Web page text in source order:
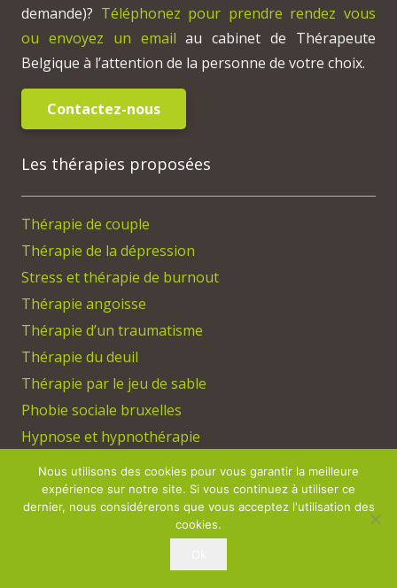
demande)? Téléphonez pour prendre rendez vous
ou envoyez un email au cabinet de Thérapeute
Belgique à l’attention de la personne de votre choix.
Contactez-nous
Les thérapies proposées
Thérapie de couple
Thérapie de la dépression
Stress et thérapie de burnout
Thérapie angoisse
Thérapie d’un traumatisme
Thérapie du deuil
Thérapie par le jeu de sable
Phobie sociale bruxelles
Hypnose et hypnothérapie
Approche rogers
Thérapie gestalt
Arreter de fumer
Nous utilisons des cookies pour vous garantir la meilleure
expérience sur notre site. Si vous continuez à utiliser ce
dernier, nous considérerons que vous acceptez l'utilisation des
cookies.